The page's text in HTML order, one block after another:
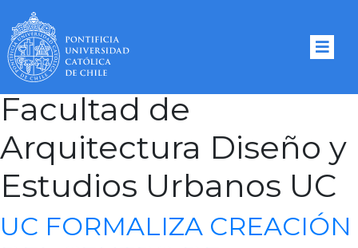
Tag Archives:
Facultad de
Arquitectura Diseño y
Estudios Urbanos UC
UC FORMALIZA CREACIÓN